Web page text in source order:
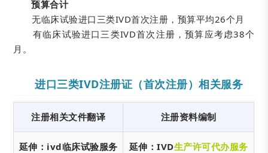
预算合计
无临床试验进口三类IVD首次注册，预算平均26个月
有临床试验进口三类IVD首次注册，预算应考虑38个
月。
进口三类IVD注册证（首次注册）相关服务
注册相关文件翻译 注册资料编制
延伸：ivd临床试验服务 延伸：IVD生产许可代办服务